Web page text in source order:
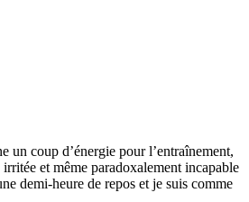
un coup d’énergie pour l’entraînement,
et même paradoxalement incapable
demi-heure de repos et je suis comme